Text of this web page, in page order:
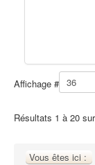
Affichage #
Résultats 1 à 20
Vous êtes ici :